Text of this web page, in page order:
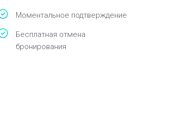
Моментальное подтверждение
Бесплатная отмена
бронирования